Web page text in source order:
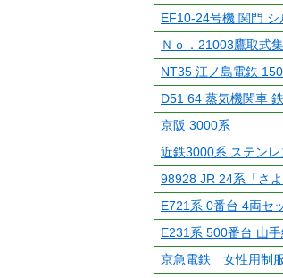
EF10-24号機 関門 シ
Ｎｏ．21003鷹取式
NT35 江ノ島電鉄
D51 64 蒸気機関車
京阪 3000系
近鉄3000系 ステン
98928 JR 24系「さ
E721系 0番台 4両セ
E231系 500番台 山
京急電鉄 女性用制